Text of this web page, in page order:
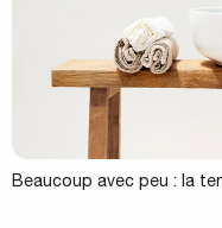
Beaucoup avec peu : la